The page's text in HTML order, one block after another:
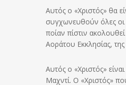
Αυτός ο «Χριστός» θα
συγχωνευθούν όλες οι
ποίαν πίστιν
Αοράτου Εκκλησίας,
Αυτός ο «Χριστός»
Μαχντί. Ο «Χριστός»